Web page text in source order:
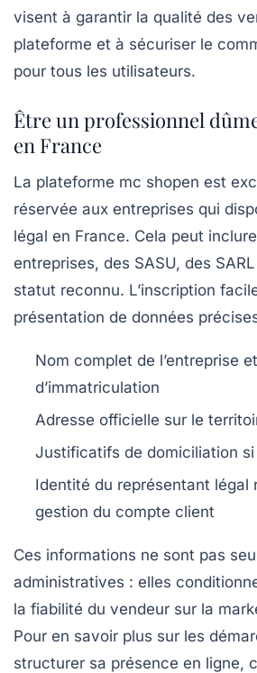
visent à garantir la qualité des
plateforme et à sécuriser le
pour tous les utilisateurs.
Être un professionnel
en France
La plateforme mc shopen est
réservée aux entreprises qui
légal en France. Cela peut
entreprises, des SASU, des
statut reconnu. L’inscription
présentation de données
Nom complet de l’entreprise
d’immatriculation
Adresse officielle sur le
Justificatifs de domiciliation
Identité du représentant légal
gestion du compte client
Ces informations ne sont pas
administratives : elles
la fiabilité du vendeur sur la
Pour en savoir plus sur les
structurer sa présence en ligne,